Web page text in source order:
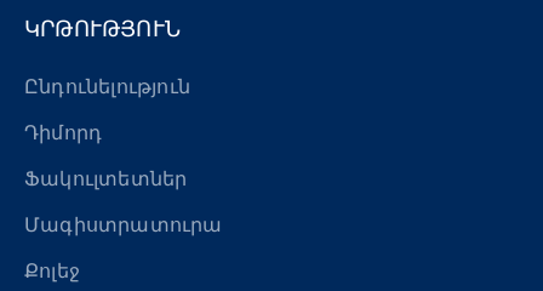
ԿՐԹՈՒԹՅՈՒՆ
Ընդունելություն
Դիմորդ
Ֆակուլտետներ
Մագիստրատուրա
Քոլեջ